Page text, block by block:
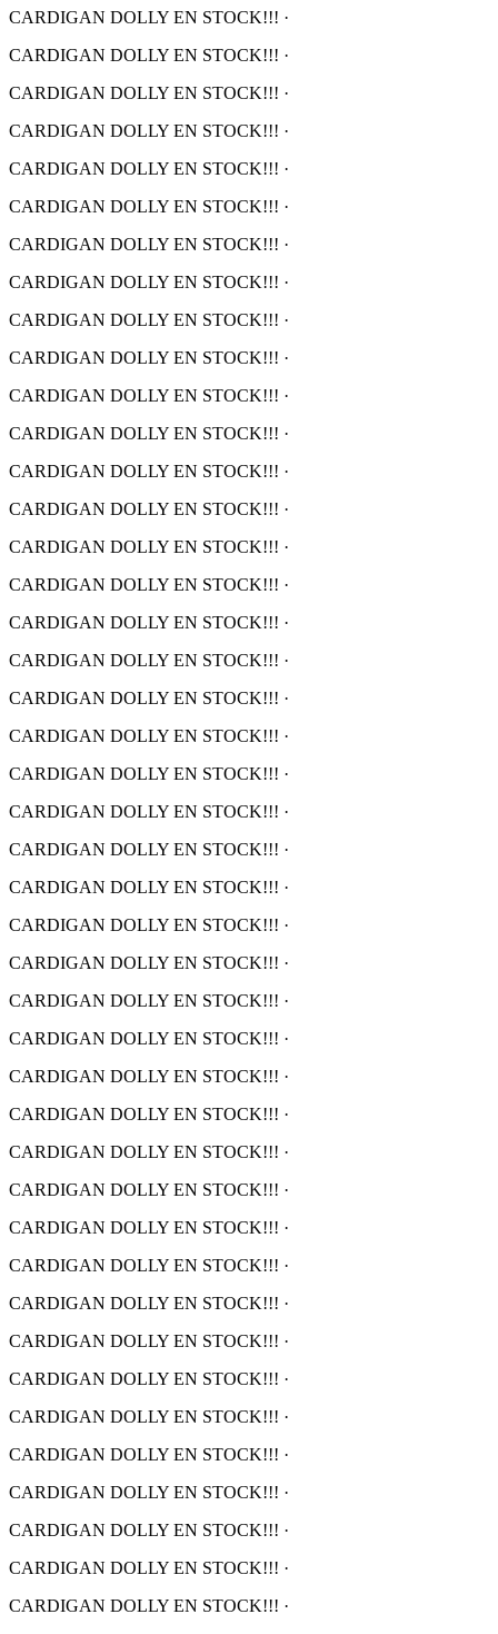
CARDIGAN DOLLY EN STOCK!!! ·
CARDIGAN DOLLY EN STOCK!!! ·
CARDIGAN DOLLY EN STOCK!!! ·
CARDIGAN DOLLY EN STOCK!!! ·
CARDIGAN DOLLY EN STOCK!!! ·
CARDIGAN DOLLY EN STOCK!!! ·
CARDIGAN DOLLY EN STOCK!!! ·
CARDIGAN DOLLY EN STOCK!!! ·
CARDIGAN DOLLY EN STOCK!!! ·
CARDIGAN DOLLY EN STOCK!!! ·
CARDIGAN DOLLY EN STOCK!!! ·
CARDIGAN DOLLY EN STOCK!!! ·
CARDIGAN DOLLY EN STOCK!!! ·
CARDIGAN DOLLY EN STOCK!!! ·
CARDIGAN DOLLY EN STOCK!!! ·
CARDIGAN DOLLY EN STOCK!!! ·
CARDIGAN DOLLY EN STOCK!!! ·
CARDIGAN DOLLY EN STOCK!!! ·
CARDIGAN DOLLY EN STOCK!!! ·
CARDIGAN DOLLY EN STOCK!!! ·
CARDIGAN DOLLY EN STOCK!!! ·
CARDIGAN DOLLY EN STOCK!!! ·
CARDIGAN DOLLY EN STOCK!!! ·
CARDIGAN DOLLY EN STOCK!!! ·
CARDIGAN DOLLY EN STOCK!!! ·
CARDIGAN DOLLY EN STOCK!!! ·
CARDIGAN DOLLY EN STOCK!!! ·
CARDIGAN DOLLY EN STOCK!!! ·
CARDIGAN DOLLY EN STOCK!!! ·
CARDIGAN DOLLY EN STOCK!!! ·
CARDIGAN DOLLY EN STOCK!!! ·
CARDIGAN DOLLY EN STOCK!!! ·
CARDIGAN DOLLY EN STOCK!!! ·
CARDIGAN DOLLY EN STOCK!!! ·
CARDIGAN DOLLY EN STOCK!!! ·
CARDIGAN DOLLY EN STOCK!!! ·
CARDIGAN DOLLY EN STOCK!!! ·
CARDIGAN DOLLY EN STOCK!!! ·
CARDIGAN DOLLY EN STOCK!!! ·
CARDIGAN DOLLY EN STOCK!!! ·
CARDIGAN DOLLY EN STOCK!!! ·
CARDIGAN DOLLY EN STOCK!!! ·
CARDIGAN DOLLY EN STOCK!!! ·